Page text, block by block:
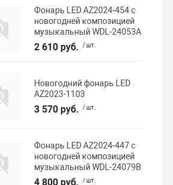
Фонарь LED AZ2024-454 с
новогодней композицией
музыкальный WDL-24053A
2 610 руб. / шт.
Новогодний фонарь LED
AZ2023-1103
3 570 руб. / шт.
Фонарь LED AZ2024-447 с
новогодней композицией
музыкальный WDL-24079B
4 800 руб. / шт.